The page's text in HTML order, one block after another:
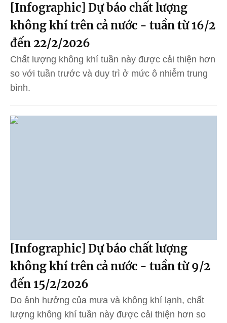
[Infographic] Dự báo chất lượng
không khí trên cả nước - tuần từ 16/2
đến 22/2/2026
Chất lượng không khí tuần này được cải thiện hơn
so với tuần trước và duy trì ở mức ô nhiễm trung
bình.
[Infographic] Dự báo chất lượng
không khí trên cả nước - tuần từ 9/2
đến 15/2/2026
Do ảnh hưởng của mưa và không khí lạnh, chất
lượng không khí tuần này được cải thiện hơn so